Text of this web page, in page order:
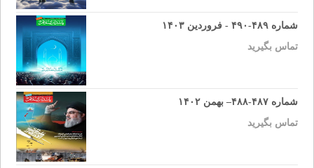
شماره ۴۸۹-۴۹۰ - فروردین ۱۴۰۳
تماس بگیرید
شماره ۴۸۷-۴۸۸– بهمن ۱۴۰۲
تماس بگیرید